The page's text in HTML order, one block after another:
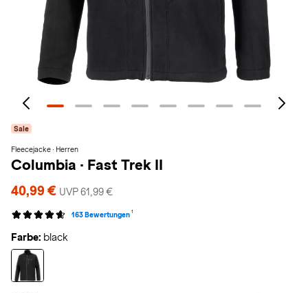
Sale
Fleecejacke · Herren
Columbia · Fast Trek II
40,99 € UVP 61,99 €
163 Bewertungen 1
Farbe: black